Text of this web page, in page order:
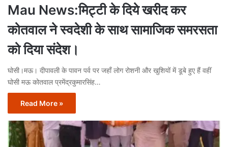
Mau News:मिट्टी के दिये खरीद कर
कोतवाल ने स्वदेशी के साथ सामाजिक समरसता
को दिया संदेश।
घोसी।मऊ। दीपावली के पावन पर्व पर जहाँ लोग रोशनी और खुशियों में डूबे हुए हैं वहीं
घोसी मऊ कोतवाल प्रमेंद्रकुमारसिंह…
Read More »